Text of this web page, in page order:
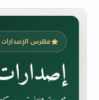
فهرس